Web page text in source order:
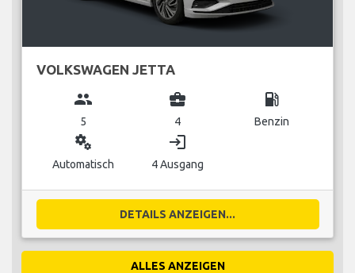
VOLKSWAGEN JETTA
group
5
business_center
4
local_gas_station
Benzin
miscellaneous_services
Automatisch
login
4 Ausgang
DETAILS ANZEIGEN...
ALLES ANZEIGEN